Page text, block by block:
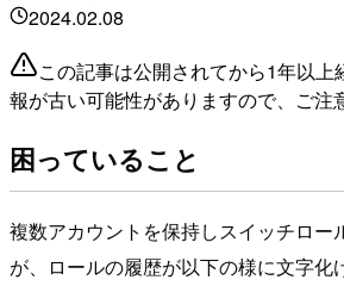
2024.02.08
この記事は公開されてから1年以上
報が古い可能性がありますので、ご注
困っていること
複数アカウントを保持しスイッチロー
が、ロールの履歴が以下の様に文字化